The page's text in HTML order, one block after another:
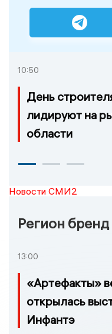
10:50
День
лидируют на
области
Новости СМИ2
Регион бренд
13:00
«Артефакты»
открылась
Инфантэ